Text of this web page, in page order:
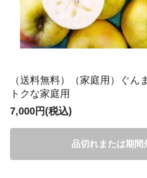
（送料無料）（家庭用）ぐん
トクな家庭用
7,000円(税込)
品切れまたは期間